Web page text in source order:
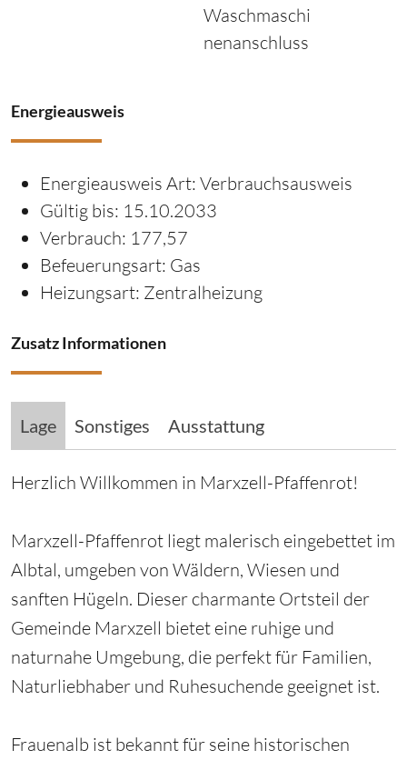
Waschmaschi
nenanschluss
Energieausweis
Energieausweis Art: Verbrauchsausweis
Gültig bis: 15.10.2033
Verbrauch: 177,57
Befeuerungsart: Gas
Heizungsart: Zentralheizung
Zusatz Informationen
Lage Sonstiges Ausstattung
Herzlich Willkommen in Marxzell-Pfaffenrot!
Marxzell-Pfaffenrot liegt malerisch eingebettet im
Albtal, umgeben von Wäldern, Wiesen und
sanften Hügeln. Dieser charmante Ortsteil der
Gemeinde Marxzell bietet eine ruhige und
naturnahe Umgebung, die perfekt für Familien,
Naturliebhaber und Ruhesuchende geeignet ist.
Frauenalb ist bekannt für seine historischen